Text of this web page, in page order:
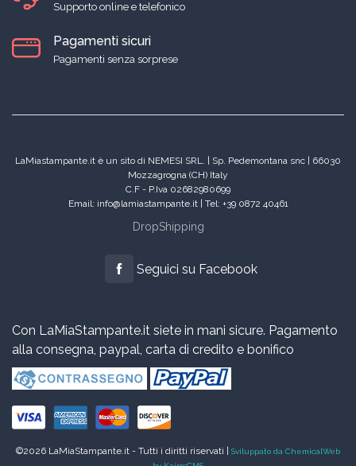
Supporto online e telefonico
Pagamenti sicuri
Pagamenti senza sorprese
LaMiastampante.it è un sito di NEMESI SRL. | Sp. Pedemontana snc | 66030
Mozzagrogna (CH) Italy
C.F - P.Iva 02682980699
Email: info@lamiastampante.it | Tel: +39 0872 40461
DropShipping
Seguici su Facebook
Con LaMiaStampante.it siete in mani sicure. Pagamento
alla consegna, paypal, carta di credito e bonifico
©2026 LaMiaStampante.it - Tutti i diritti riservati |
Sviluppato da ChemicalWeb